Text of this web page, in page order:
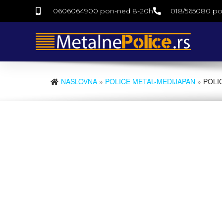
0606064900 pon-ned 8-20h 018/565080
NASLOVNA » POLICE METAL-MEDIJAPAN »